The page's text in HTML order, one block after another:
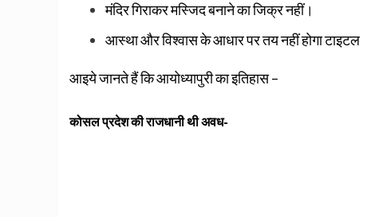
मंदिर गिराकर मस्‍जिद बनाने का जिक्र नहीं।
आस्‍था और विश्‍वास के आधार पर तय नहीं होगा टाइटल
आइये जानते हैं कि आयोध्यापुरी का इतिहास –
कोसल प्रदेश की राजधानी थी अवध-